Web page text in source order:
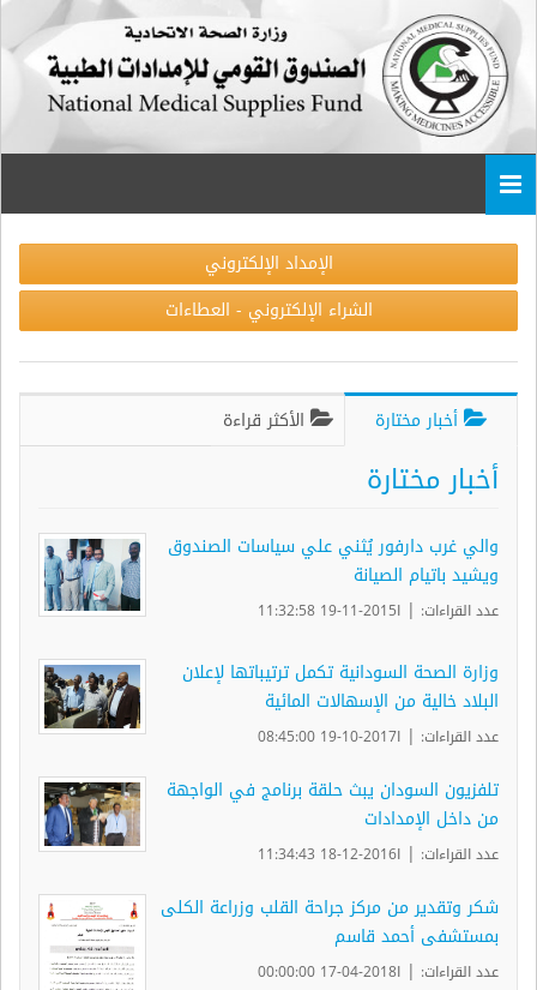
الإمداد الإلكتروني
الشراء الإلكتروني - العطاءات
أخبار مختارة الأكثر قراءة
أخبار مختارة
والي غرب دارفور يُثني علي سياسات الصندوق
ويشيد باتيام الصيانة
عدد القراءات: | ا2015-11-19 11:32:58
وزارة الصحة السودانية تكمل ترتيباتها لإعلان
البلاد خالية من الإسهالات المائية
عدد القراءات: | ا2017-10-19 08:45:00
تلفزيون السودان يبث حلقة برنامج في الواجهة
من داخل الإمدادات
عدد القراءات: | ا2016-12-18 11:34:43
شكر وتقدير من مركز جراحة القلب وزراعة الكلى
بمستشفى أحمد قاسم
عدد القراءات: | ا2018-04-17 00:00:00